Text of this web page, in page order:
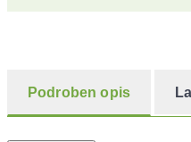
Podroben opis